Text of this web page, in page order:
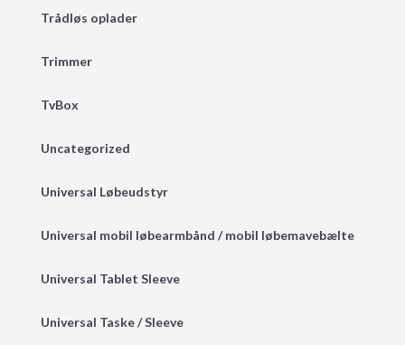
Trådløs oplader
Trimmer
TvBox
Uncategorized
Universal Løbeudstyr
Universal mobil løbearmbånd / mobil løbemavebælte
Universal Tablet Sleeve
Universal Taske / Sleeve